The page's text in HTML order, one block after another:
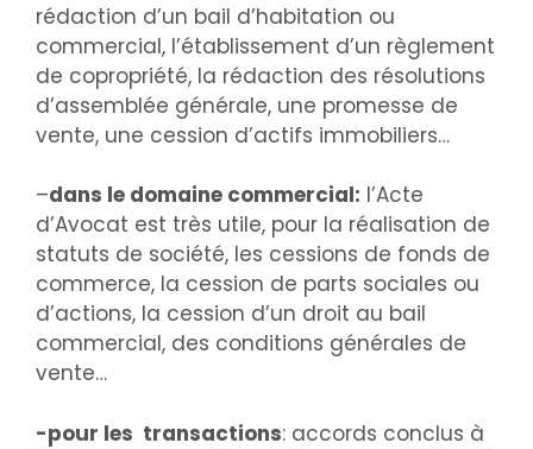
rédaction d’un bail d’habitation ou
commercial, l’établissement d’un règlement
de copropriété, la rédaction des résolutions
d’assemblée générale, une promesse de
vente, une cession d’actifs immobiliers…
–dans le domaine commercial: l’Acte
d’Avocat est très utile, pour la réalisation de
statuts de société, les cessions de fonds de
commerce, la cession de parts sociales ou
d’actions, la cession d’un droit au bail
commercial, des conditions générales de
vente…
-pour les transactions: accords conclus à